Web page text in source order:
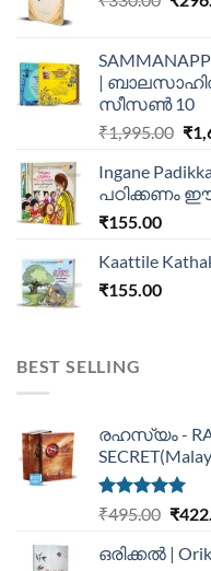
|
സീസൺ 10
₹1,995.00 ₹
Ingane
പഠിക്കണം ഈ
₹155.00
Kaattile
₹155.00
BEST SELLING
രഹസ്യം -
Rated5.00
₹495.00 ₹
ഒരിക്കൽ |